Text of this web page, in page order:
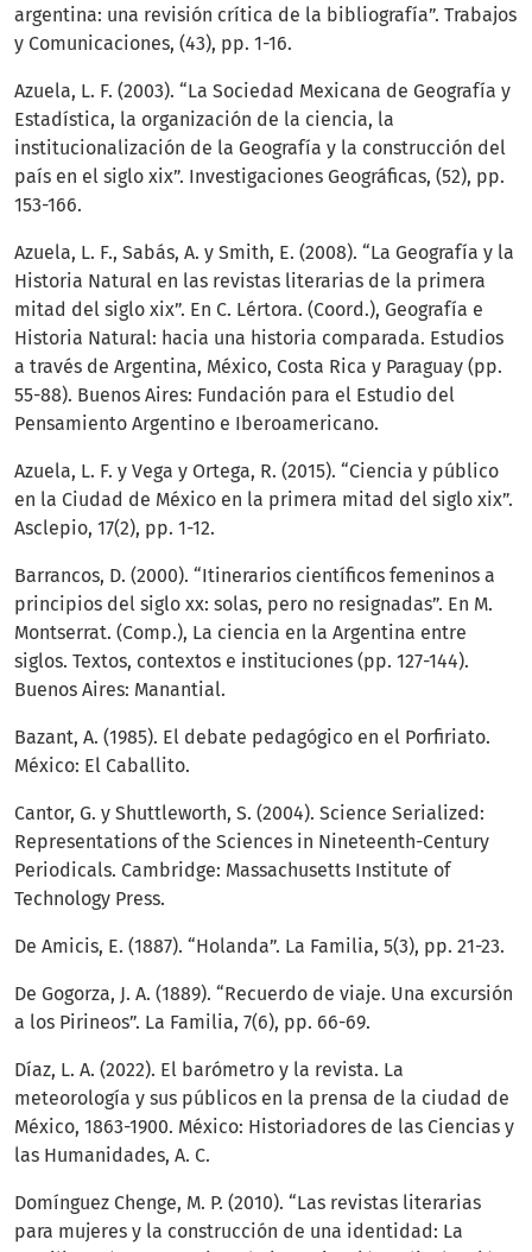
argentina: una revisión crítica de la bibliografía”. Trabajos
y Comunicaciones, (43), pp. 1-16.
Azuela, L. F. (2003). “La Sociedad Mexicana de Geografía y
Estadística, la organización de la ciencia, la
institucionalización de la Geografía y la construcción del
país en el siglo xix”. Investigaciones Geográficas, (52), pp.
153-166.
Azuela, L. F., Sabás, A. y Smith, E. (2008). “La Geografía y la
Historia Natural en las revistas literarias de la primera
mitad del siglo xix”. En C. Lértora. (Coord.), Geografía e
Historia Natural: hacia una historia comparada. Estudios
a través de Argentina, México, Costa Rica y Paraguay (pp.
55-88). Buenos Aires: Fundación para el Estudio del
Pensamiento Argentino e Iberoamericano.
Azuela, L. F. y Vega y Ortega, R. (2015). “Ciencia y público
en la Ciudad de México en la primera mitad del siglo xix”.
Asclepio, 17(2), pp. 1-12.
Barrancos, D. (2000). “Itinerarios científicos femeninos a
principios del siglo xx: solas, pero no resignadas”. En M.
Montserrat. (Comp.), La ciencia en la Argentina entre
siglos. Textos, contextos e instituciones (pp. 127-144).
Buenos Aires: Manantial.
Bazant, A. (1985). El debate pedagógico en el Porfiriato.
México: El Caballito.
Cantor, G. y Shuttleworth, S. (2004). Science Serialized:
Representations of the Sciences in Nineteenth-Century
Periodicals. Cambridge: Massachusetts Institute of
Technology Press.
De Amicis, E. (1887). “Holanda”. La Familia, 5(3), pp. 21-23.
De Gogorza, J. A. (1889). “Recuerdo de viaje. Una excursión
a los Pirineos”. La Familia, 7(6), pp. 66-69.
Díaz, L. A. (2022). El barómetro y la revista. La
meteorología y sus públicos en la prensa de la ciudad de
México, 1863-1900. México: Historiadores de las Ciencias y
las Humanidades, A. C.
Domínguez Chenge, M. P. (2010). “Las revistas literarias
para mujeres y la construcción de una identidad: La